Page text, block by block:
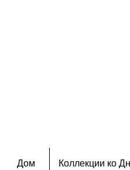
Дом Коллекции ко